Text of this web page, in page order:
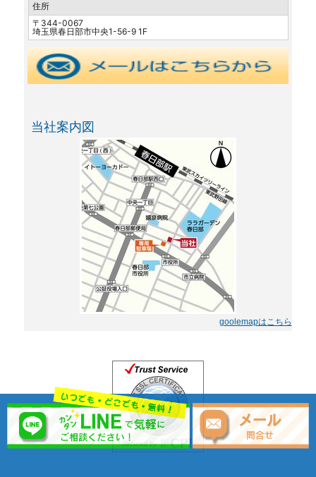
住所
〒344-0067
埼玉県春日部市中央1-56-9 1F
当社案内図
goolemapはこちら